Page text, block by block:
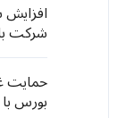
شرکت
نیمه
حمایت
بورس